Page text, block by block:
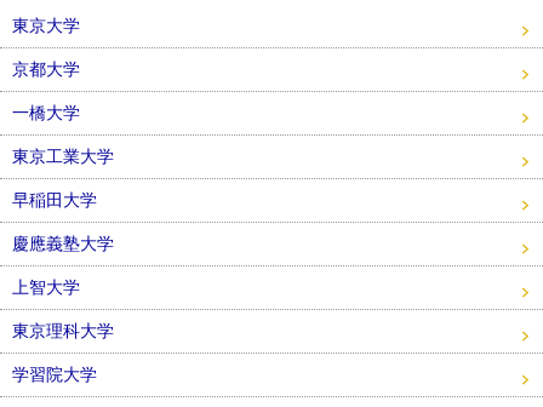
東京大学
京都大学
一橋大学
東京工業大学
早稲田大学
慶應義塾大学
上智大学
東京理科大学
学習院大学